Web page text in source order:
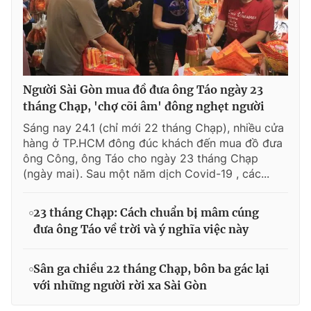
Người Sài Gòn mua đồ đưa ông Táo ngày 23
tháng Chạp, 'chợ cõi âm' đông nghẹt người
Sáng nay 24.1 (chỉ mới 22 tháng Chạp), nhiều cửa
hàng ở TP.HCM đông đúc khách đến mua đồ đưa
ông Công, ông Táo cho ngày 23 tháng Chạp
(ngày mai). Sau một năm dịch Covid-19 , các...
23 tháng Chạp: Cách chuẩn bị mâm cúng
đưa ông Táo về trời và ý nghĩa việc này
Sân ga chiều 22 tháng Chạp, bôn ba gác lại
với những người rời xa Sài Gòn